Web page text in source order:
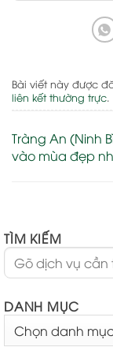
Bài viết này được
liên kết thường trực.
Tràng An (Ninh
vào mùa đẹp
TÌM KIẾM
DANH MỤC
MỤC